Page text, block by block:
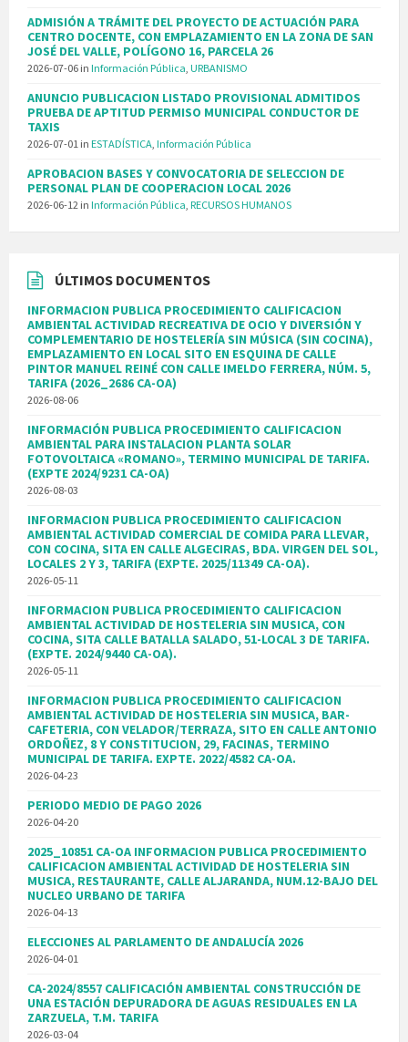
ADMISIÓN A TRÁMITE DEL PROYECTO DE ACTUACIÓN PARA
CENTRO DOCENTE, CON EMPLAZAMIENTO EN LA ZONA DE SAN
JOSÉ DEL VALLE, POLÍGONO 16, PARCELA 26
2026-07-06 in Información Pública URBANISMO
ANUNCIO PUBLICACION LISTADO PROVISIONAL ADMITIDOS
PRUEBA DE APTITUD PERMISO MUNICIPAL CONDUCTOR DE
TAXIS
2026-07-01 in ESTADÍSTICA Información Pública
APROBACION BASES Y CONVOCATORIA DE SELECCION DE
PERSONAL PLAN DE COOPERACION LOCAL 2026
2026-06-12 in Información Pública RECURSOS HUMANOS
ÚLTIMOS DOCUMENTOS
INFORMACION PUBLICA PROCEDIMIENTO CALIFICACION
AMBIENTAL ACTIVIDAD RECREATIVA DE OCIO Y DIVERSIÓN Y
COMPLEMENTARIO DE HOSTELERÍA SIN MÚSICA (SIN COCINA),
EMPLAZAMIENTO EN LOCAL SITO EN ESQUINA DE CALLE
PINTOR MANUEL REINÉ CON CALLE IMELDO FERRERA, NÚM. 5,
TARIFA (2026_2686 CA-OA)
2026-08-06
INFORMACIÓN PUBLICA PROCEDIMIENTO CALIFICACION
AMBIENTAL PARA INSTALACION PLANTA SOLAR
FOTOVOLTAICA «ROMANO», TERMINO MUNICIPAL DE TARIFA.
(EXPTE 2024/9231 CA-OA)
2026-08-03
INFORMACION PUBLICA PROCEDIMIENTO CALIFICACION
AMBIENTAL ACTIVIDAD COMERCIAL DE COMIDA PARA LLEVAR,
CON COCINA, SITA EN CALLE ALGECIRAS, BDA. VIRGEN DEL SOL,
LOCALES 2 Y 3, TARIFA (EXPTE. 2025/11349 CA-OA).
2026-05-11
INFORMACION PUBLICA PROCEDIMIENTO CALIFICACION
AMBIENTAL ACTIVIDAD DE HOSTELERIA SIN MUSICA, CON
COCINA, SITA CALLE BATALLA SALADO, 51-LOCAL 3 DE TARIFA.
(EXPTE. 2024/9440 CA-OA).
2026-05-11
INFORMACION PUBLICA PROCEDIMIENTO CALIFICACION
AMBIENTAL ACTIVIDAD DE HOSTELERIA SIN MUSICA, BAR-
CAFETERIA, CON VELADOR/TERRAZA, SITO EN CALLE ANTONIO
ORDOÑEZ, 8 Y CONSTITUCION, 29, FACINAS, TERMINO
MUNICIPAL DE TARIFA. EXPTE. 2022/4582 CA-OA.
2026-04-23
PERIODO MEDIO DE PAGO 2026
2026-04-20
2025_10851 CA-OA INFORMACION PUBLICA PROCEDIMIENTO
CALIFICACION AMBIENTAL ACTIVIDAD DE HOSTELERIA SIN
MUSICA, RESTAURANTE, CALLE ALJARANDA, NUM.12-BAJO DEL
NUCLEO URBANO DE TARIFA
2026-04-13
ELECCIONES AL PARLAMENTO DE ANDALUCÍA 2026
2026-04-01
CA-2024/8557 CALIFICACIÓN AMBIENTAL CONSTRUCCIÓN DE
UNA ESTACIÓN DEPURADORA DE AGUAS RESIDUALES EN LA
ZARZUELA, T.M. TARIFA
2026-03-04